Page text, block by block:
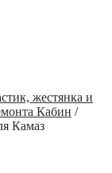
жестянка и
Кабин /
Камаз